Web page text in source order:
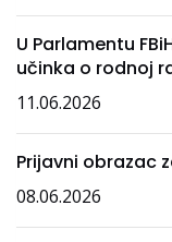
U Parlamentu
učinka o rodnoj
11.06.2026
Prijavni obrazac
08.06.2026